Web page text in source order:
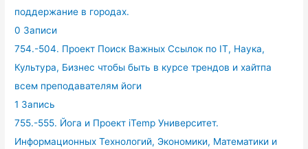
поддержание в городах.
0 Записи
754.-504. Проект Поиск Важных Ссылок по IT, Наука,
Культура, Бизнес чтобы быть в курсе трендов и хайтпа
всем преподавателям йоги
1 Запись
755.-555. Йога и Проект iTemp Университет.
Информационных Технологий, Экономики, Математики и